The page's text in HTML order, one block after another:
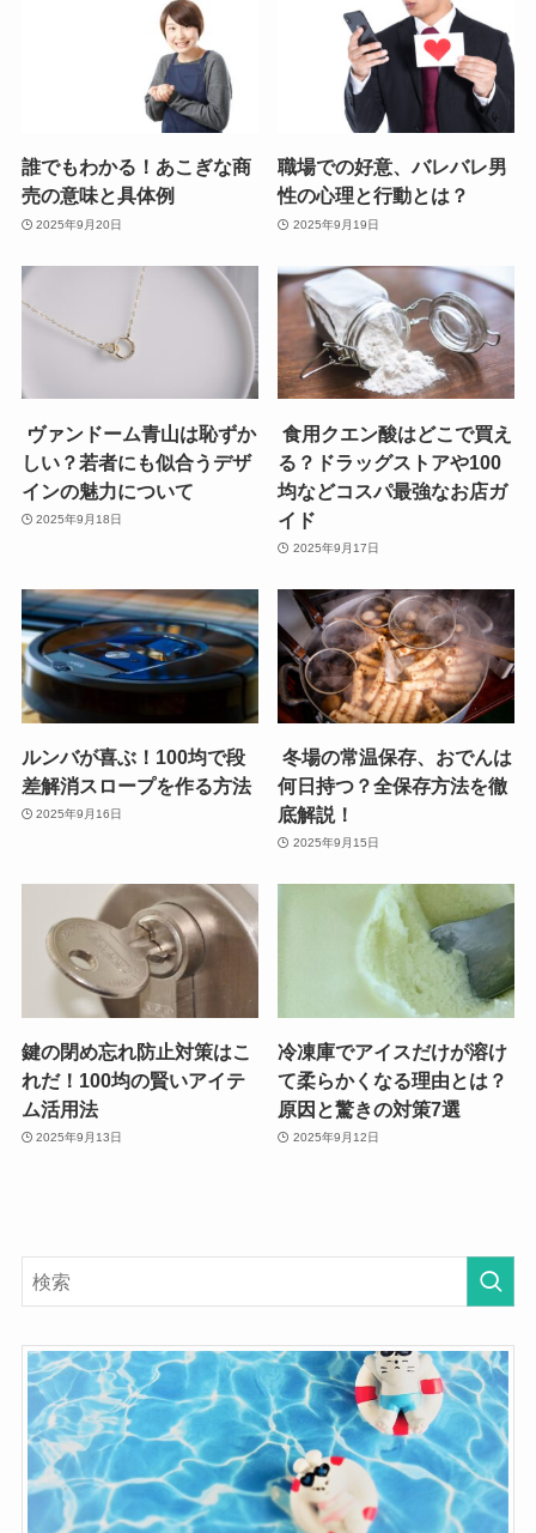
誰でもわかる！あこぎな商
売の意味と具体例
2025年9月20日
職場での好意、バレバレ男
性の心理と行動とは？
2025年9月19日
ヴァンドーム青山は恥ずか
しい？若者にも似合うデザ
インの魅力について
2025年9月18日
食用クエン酸はどこで買え
る？ドラッグストアや100
均などコスパ最強なお店ガ
イド
2025年9月17日
ルンバが喜ぶ！100均で段
差解消スロープを作る方法
2025年9月16日
冬場の常温保存、おでんは
何日持つ？全保存方法を徹
底解説！
2025年9月15日
鍵の閉め忘れ防止対策はこ
れだ！100均の賢いアイテ
ム活用法
2025年9月13日
冷凍庫でアイスだけが溶け
て柔らかくなる理由とは？
原因と驚きの対策7選
2025年9月12日